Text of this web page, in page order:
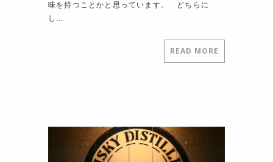
味を持つことかと思っています。 どちらに
し…
READ MORE